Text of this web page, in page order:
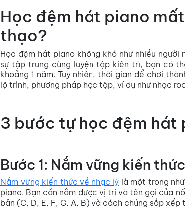
Học đệm hát piano
thạo?
Học đệm hát piano không khó như nhiều người
sự tập trung cùng luyện tập kiên trì, bạn có
khoảng 1 năm. Tuy nhiên, thời gian để chơi
lộ trình, phương pháp học tập, ví dụ như nhạc
3 bước tự học đệm hát
Bước 1: Nắm vững kiến
Nắm vững kiến thức về nhạc lý là một trong
piano. Bạn cần nắm được vị trí và tên gọi của
bản (C, D, E, F, G, A, B) và cách chúng sắp xếp